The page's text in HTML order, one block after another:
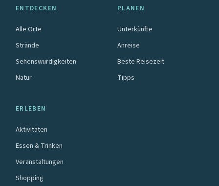
ENTDECKEN
Alle Orte
Strände
Sehenswürdigkeiten
Natur
PLANEN
Unterkünfte
Anreise
Beste Reisezeit
Tipps
ERLEBEN
Aktivitäten
Essen & Trinken
Veranstaltungen
Shopping